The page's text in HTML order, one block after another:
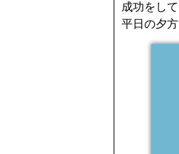
成功をし
平日の夕